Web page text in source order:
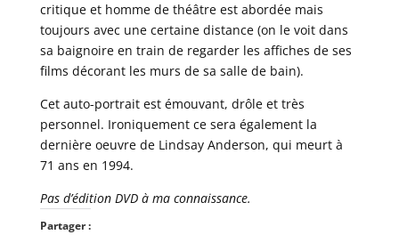
critique et homme de théâtre est abordée mais
toujours avec une certaine distance (on le voit dans
sa baignoire en train de regarder les affiches de ses
films décorant les murs de sa salle de bain).
Cet auto-portrait est émouvant, drôle et très
personnel. Ironiquement ce sera également la
dernière oeuvre de Lindsay Anderson, qui meurt à
71 ans en 1994.
Pas d’édition DVD à ma connaissance.
Partager :